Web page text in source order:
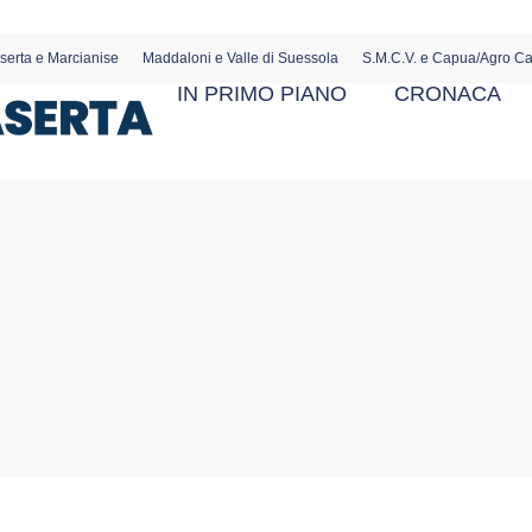
e Marcianise Maddaloni e Valle di Suessola S.M.C.V. e Capua/Agro
IN PRIMO PIANO CRONACA